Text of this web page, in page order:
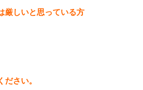
厳しいと思っている方
ださい。